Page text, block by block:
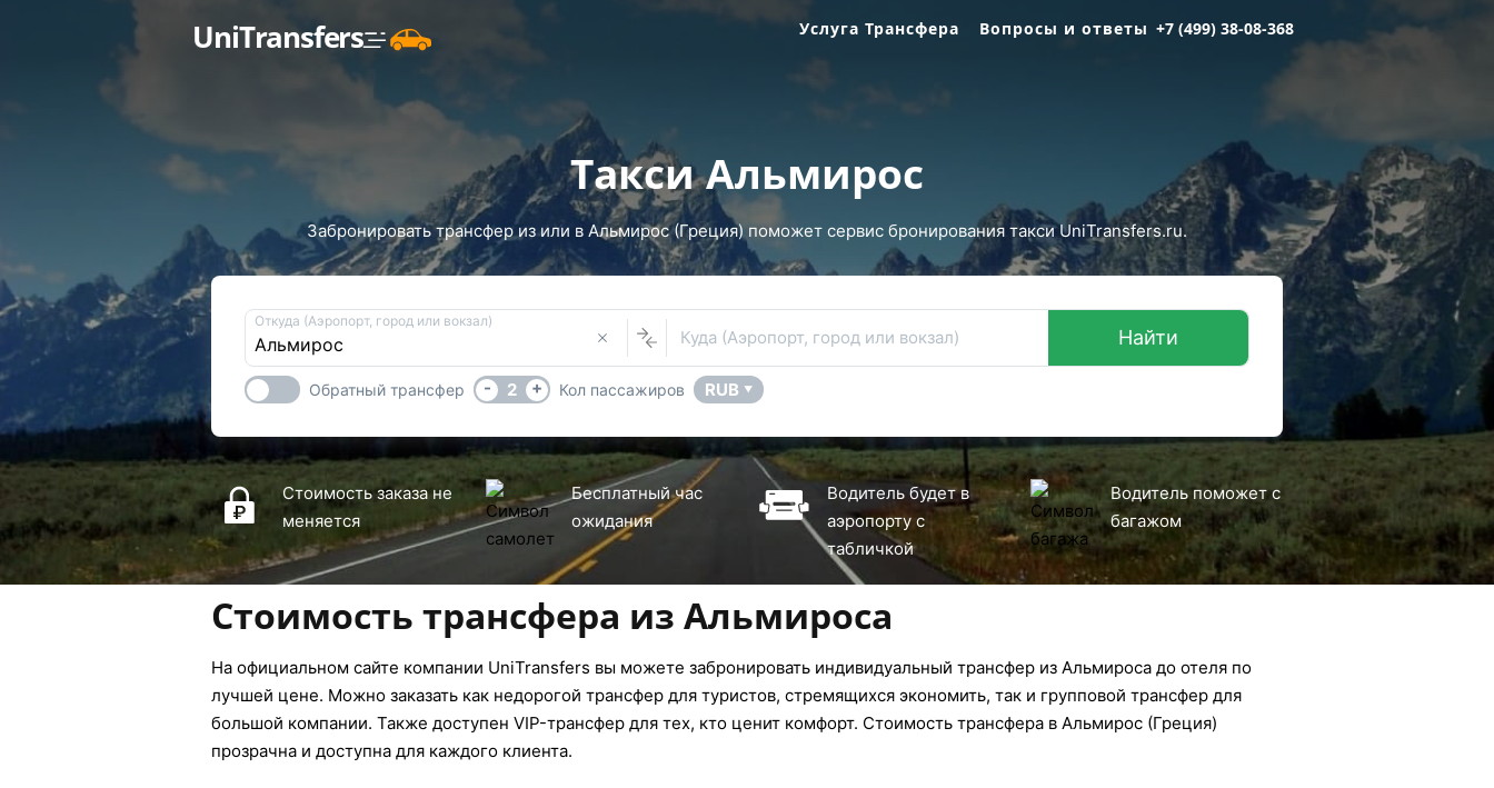
UniTransfers Услуга Трансфера Вопросы и ответы +7 (499) 38-08-368
Такси Альмирос
Забронировать трансфер из или в Альмирос (Греция) поможет сервис бронирования такси UniTransfers.ru.
Откуда (Аэропорт, город или вокзал)
Куда (Аэропорт, город или вокзал) Найти
Обратный трансфер - 2 + Кол пассажиров RUB ▼
Стоимость заказа не
меняется
Бесплатный час
ожидания
Водитель будет в
аэропорту с
табличкой
Водитель поможет с
багажом
Стоимость трансфера из Альмироса
На официальном сайте компании UniTransfers вы можете забронировать индивидуальный трансфер из Альмироса до отеля по
лучшей цене. Можно заказать как недорогой трансфер для туристов, стремящихся экономить, так и групповой трансфер для
большой компании. Также доступен VIP-трансфер для тех, кто ценит комфорт. Стоимость трансфера в Альмирос (Греция)
прозрачна и доступна для каждого клиента.